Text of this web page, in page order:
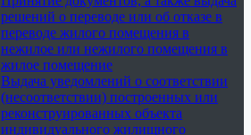
решений о переводе или об отказе в
переводе жилого помещения в
нежилое или нежилого помещения в
жилое помещение
Выдача уведомлений о соответствии
(несоответствии) построенных или
реконструированных объекта
индивидуального жилищного